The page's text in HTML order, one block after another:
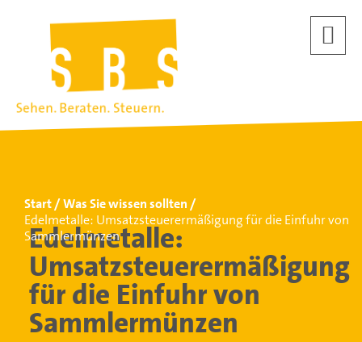
Start
Was Sie wissen sollten
Edelmetalle: Umsatzsteuerermäßigung für die Einfuhr von
Sammlermünzen
Edelmetalle:
Umsatzsteuerermäßigung
für die Einfuhr von
Sammlermünzen